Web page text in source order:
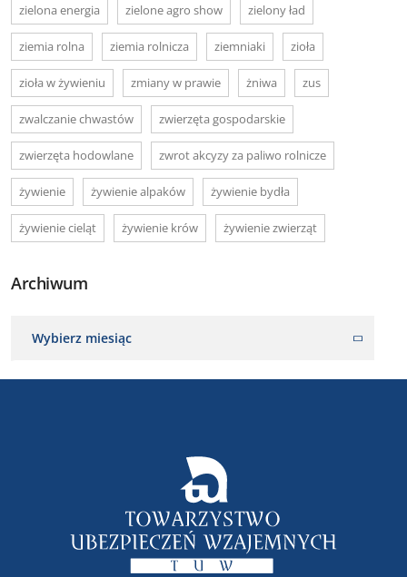
zielona energia zielone agro show zielony ład
ziemia rolna ziemia rolnicza ziemniaki zioła
zioła w żywieniu zmiany w prawie żniwa zus
zwalczanie chwastów zwierzęta gospodarskie
zwierzęta hodowlane zwrot akcyzy za paliwo rolnicze
żywienie żywienie alpaków żywienie bydła
żywienie cieląt żywienie krów żywienie zwierząt
Archiwum
Wybierz miesiąc